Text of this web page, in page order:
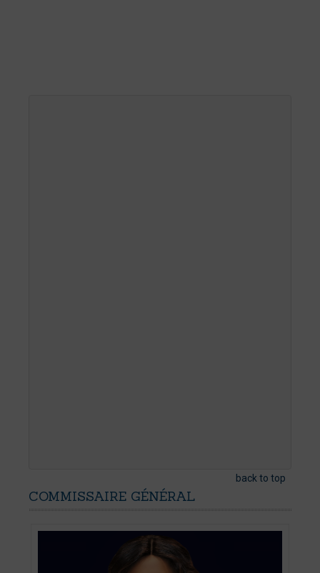
back to top
COMMISSAIRE GÉNÉRAL